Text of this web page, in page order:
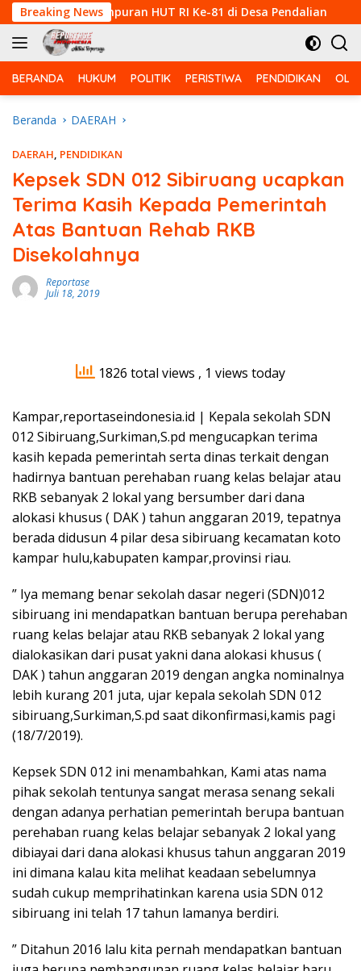
Langsung
ke
konten
Breaking News
Campuran HUT RI Ke-81 di Desa Pendalian
BERANDA HUKUM POLITIK PERISTIWA PENDIDIKAN
Beranda DAERAH
DAERAH, PENDIDIKAN
Kepsek SDN 012 Sibiruang ucapkan
Terima Kasih Kepada Pemerintah
Atas Bantuan Rehab RKB
Disekolahnya
Reportase
Juli 18, 2019
1826 total views , 1 views today
Kampar,reportaseindonesia.id | Kepala sekolah SDN
012 Sibiruang,Surkiman,S.pd mengucapkan terima
kasih kepada pemerintah serta dinas terkait dengan
hadirnya bantuan perehaban ruang kelas belajar atau
RKB sebanyak 2 lokal yang bersumber dari dana
alokasi khusus ( DAK ) tahun anggaran 2019, tepatnya
berada didusun 4 pilar desa sibiruang kecamatan koto
kampar hulu,kabupaten kampar,provinsi riau.
” Iya memang benar sekolah dasar negeri (SDN)012
sibiruang ini mendapatkan bantuan berupa perehaban
ruang kelas belajar atau RKB sebanyak 2 lokal yang
dialokasikan dari pusat yakni dana alokasi khusus (
DAK ) tahun anggaran 2019 dengan angka nominalnya
lebih kurang 201 juta, ujar kepala sekolah SDN 012
sibiruang,Surkiman,S.pd saat dikonfirmasi,kamis pagi
(18/7/2019).
Kepsek SDN 012 ini menambahkan, Kami atas nama
pihak sekolah tentunya sangat merasa senang sekali
dengan adanya perhatian pemerintah berupa bantuan
perehaban ruang kelas belajar sebanyak 2 lokal yang
dibiayai dari dana alokasi khusus tahun anggaran 2019
ini dimana kalau kita melihat keadaan sebelumnya
sudah cukup memprihatinkan karena usia SDN 012
sibiruang ini telah 17 tahun lamanya berdiri.
” Ditahun 2016 lalu kita pernah mendapatkan bantuan